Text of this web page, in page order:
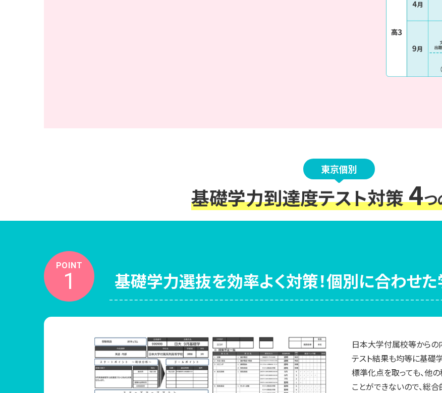
東京個別
基礎学力到達度テスト対策4つ
POINT
1 基礎学力選抜を効率よく対策！個別に合わせた
日本大学付属校等から
テスト結果も均等に基礎
標準化点を取っても、他
ことができないので、総